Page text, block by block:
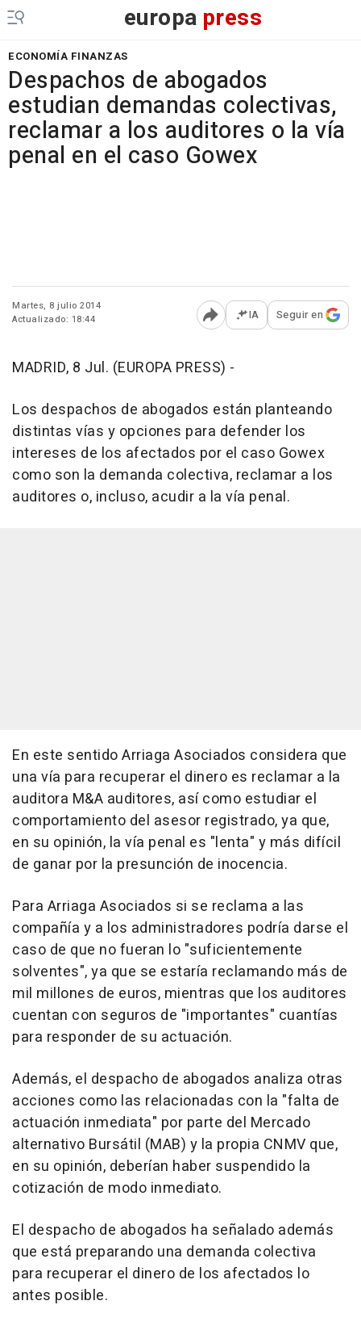
europa press
ECONOMÍA FINANZAS
Despachos de abogados
estudian demandas colectivas,
reclamar a los auditores o la vía
penal en el caso Gowex
Martes, 8 julio 2014
Actualizado: 18:44
Abrir opciones para
IA Seguir en
MADRID, 8 Jul. (EUROPA PRESS) -
Los despachos de abogados están planteando
distintas vías y opciones para defender los
intereses de los afectados por el caso Gowex
como son la demanda colectiva, reclamar a los
auditores o, incluso, acudir a la vía penal.
En este sentido Arriaga Asociados considera que
una vía para recuperar el dinero es reclamar a la
auditora M&A auditores, así como estudiar el
comportamiento del asesor registrado, ya que,
en su opinión, la vía penal es "lenta" y más difícil
de ganar por la presunción de inocencia.
Para Arriaga Asociados si se reclama a las
compañía y a los administradores podría darse el
caso de que no fueran lo "suficientemente
solventes", ya que se estaría reclamando más de
mil millones de euros, mientras que los auditores
cuentan con seguros de "importantes" cuantías
para responder de su actuación.
Además, el despacho de abogados analiza otras
acciones como las relacionadas con la "falta de
actuación inmediata" por parte del Mercado
alternativo Bursátil (MAB) y la propia CNMV que,
en su opinión, deberían haber suspendido la
cotización de modo inmediato.
El despacho de abogados ha señalado además
que está preparando una demanda colectiva
para recuperar el dinero de los afectados lo
antes posible.